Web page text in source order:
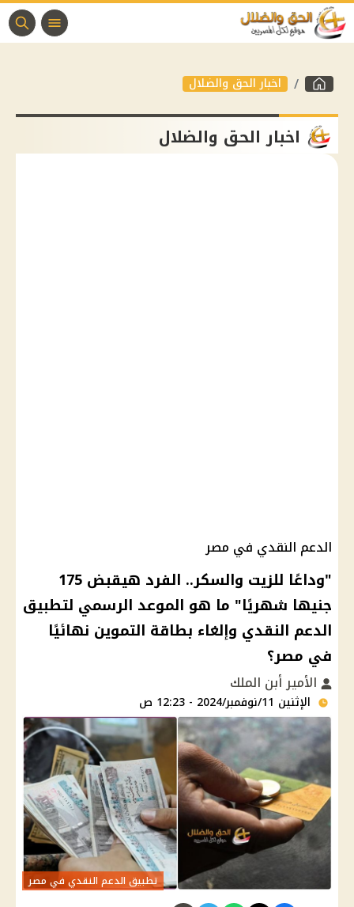
اخبار الحق والضلال
اخبار الحق والضلال
الدعم النقدي في مصر
"وداعًا للزيت والسكر.. الفرد هيقبض 175
جنيها شهريًا" ما هو الموعد الرسمي لتطبيق
الدعم النقدي وإلغاء بطاقة التموين نهائيًا
في مصر؟
الأمير أبن الملك
الإثنين 11/نوفمبر/2024 - 12:23 ص
تطبيق الدعم النقدي في مصر